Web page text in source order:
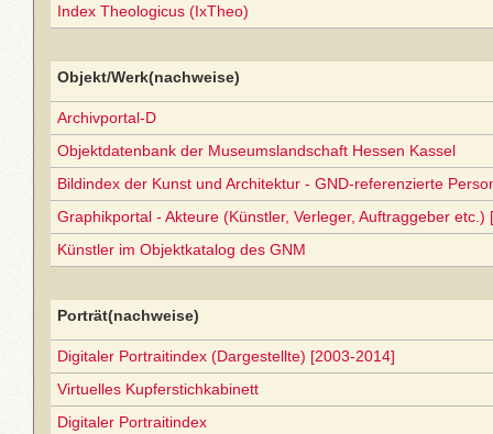
Index Theologicus (IxTheo)
Objekt/Werk(nachweise)
Archivportal-D
Objektdatenbank der Museumslandschaft Hessen Kassel
Bildindex der Kunst und Architektur - GND-referenzierte
Graphikportal - Akteure (Künstler, Verleger, Auftraggeber etc.)
Künstler im Objektkatalog des GNM
Porträt(nachweise)
Digitaler Portraitindex (Dargestellte) [2003-2014]
Virtuelles Kupferstichkabinett
Digitaler Portraitindex